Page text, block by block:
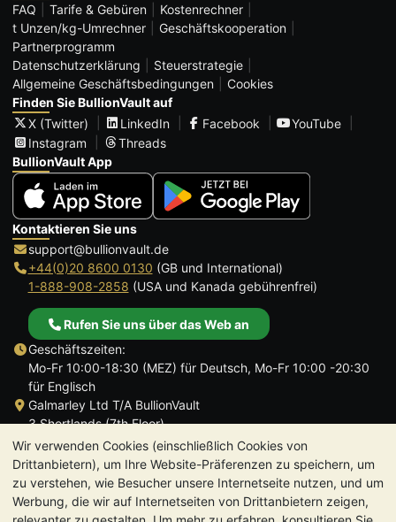
Wir verwenden Cookies (einschließlich Cookies von
Drittanbietern), um Ihre Website-Präferenzen zu speichern, um
zu verstehen, wie Besucher unsere Internetseite nutzen, und um
Werbung, die wir auf Internetseiten von Drittanbietern zeigen,
FAQ
Tarife & Gebüren
Kostenrechner
t Unzen/kg-Umrechner
Geschäftskooperation
Partnerprogramm
Datenschutzerklärung
Steuerstrategie
Allgemeine Geschäftsbedingungen
Cookies
Finden Sie BullionVault auf
X (Twitter)
LinkedIn Facebook
YouTube
Instagram
Threads
BullionVault App
Kontaktieren Sie uns
support@bullionvault.de
+44(0)20 8600 0130 (GB und International)
1-888-908-2858 (USA und Kanada gebührenfrei)
Rufen Sie uns über das Web an
Geschäftszeiten:
Mo-Fr 10:00-18:30 (MEZ) für Deutsch, Mo-Fr 10:00 -20:30
für Englisch
Galmarley Ltd T/A BullionVault
3 Shortlands (7th Floor)
Hammersmith
London
W6 8DA
Großbritannien